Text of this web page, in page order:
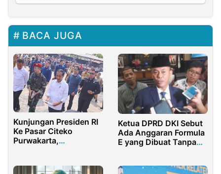
BACA JUGA
Kunjungan Presiden RI
Ke Pasar Citeko
Purwakarta,
Ketua DPRD DKI Sebut
Ada Anggaran Formula
E yang Dibuat Tanpa